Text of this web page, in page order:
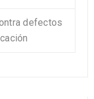
defectos